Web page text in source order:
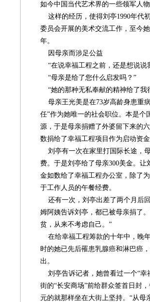
如今中国当代艺术界的一些领军人
这样的经历，使得刘亭1990年代
委员会开展的美术交流工作，至今
年。
因母亲而涉足公益
“在说幸福工程之前，还是想说说
“母亲是给了您什么启发吗？”
“她的那种无私奉献的精神给了我
母亲王光美是在73岁高龄身患重
任”作为她唯一的社会职位。本是
源，于是母亲捐赠了外婆留下来的
数捐给了幸福工程项目作为启动资金
刘亭有一次在家里打国际长途，
费。于是刘亭给了母亲300美金。
金如数给了幸福工程办公室，除了
于工作人员的午餐经费。
还有一次，刘亭出差了两个月后
姆阿姨告诉刘亭，都已被母亲捐了
贫，从来不考虑自己。”
在给幸福工程筹款的十年中，晚
时的她已先后罹患乳腺癌和淋巴癌
出。
刘亭告诉记者，她曾看过一个“幸
街的“长安商场”前给群众签首日封
元的就那样坐在大街上坚持。“从